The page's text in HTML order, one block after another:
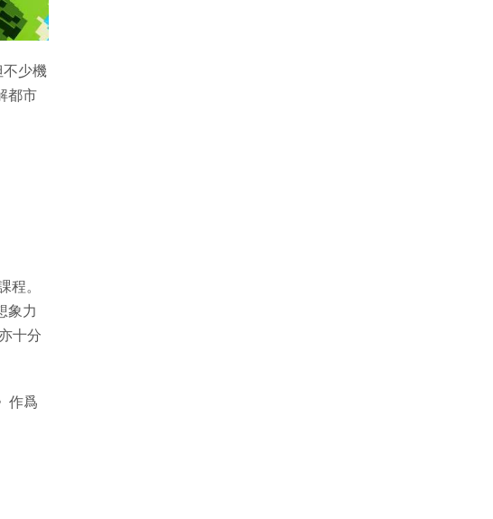
不少機
都市
程。
象力
十分
作爲